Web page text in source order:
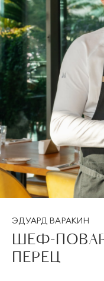
ЭДУАРД ВАРАКИН
ШЕФ-
ПЕРЕЦ